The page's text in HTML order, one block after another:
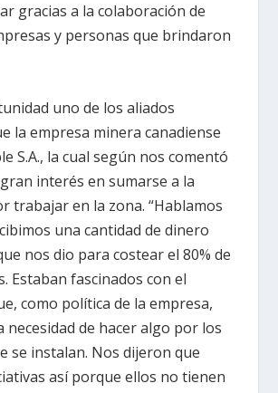
gracias a la colaboración de
y personas que brindaron
uno de los aliados
la empresa minera canadiense
S.A., la cual según nos comentó
interés en sumarse a la
trabajar en la zona. “Hablamos
una cantidad de dinero
nos dio para costear el 80% de
Estaban fascinados con el
como política de la empresa,
necesidad de hacer algo por los
se instalan. Nos dijeron que
así porque ellos no tienen